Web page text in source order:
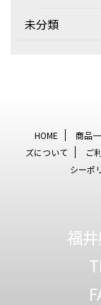
未分類
HOME 商品
ズについて
ご
シーポ
福